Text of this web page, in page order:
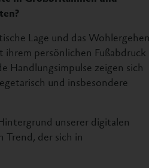
Lage und das Wohlergehen
persönlichen Fußabdruck
Handlungsimpulse zeigen sich
und insbesondere
unserer digitalen
der sich in